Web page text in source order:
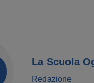
La Scuola
Redazione